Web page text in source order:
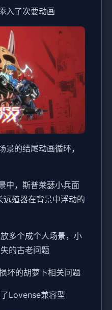
入了次要动画
的结尾动画循环，
中，斯普莱瑟小兵面
殖器在背景中浮动的
多个成个人场景，小
的古老问题
坏的胡萝卜相关问题
Lovense兼容型